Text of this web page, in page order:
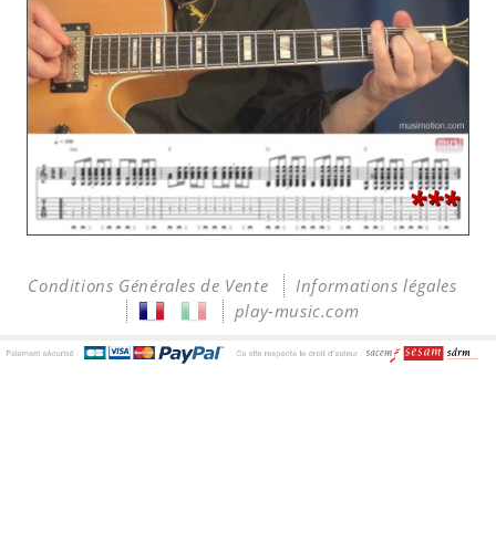
***
Conditions Générales de Vente
Informations légales
play-music.com